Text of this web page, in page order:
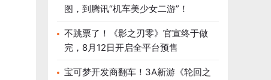
图，到腾讯“机车美少女二游”！
不跳票了！《影之刃零》官宣终于做
完，8月12日开启全平台预售
宝可梦开发商翻车！3A新游《轮回之